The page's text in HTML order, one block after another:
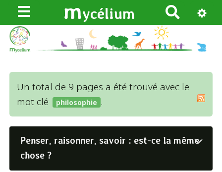
mycélium
e
c
h
r
c
e
r
Un total de 9 pages a été trouvé avec le
mot clé
philosophie .
Penser, raisonner, savoir : est-ce la même
chose ?